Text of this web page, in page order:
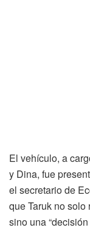
El vehículo, a
y Dina, fue
el secretario de
que Taruk no
sino una